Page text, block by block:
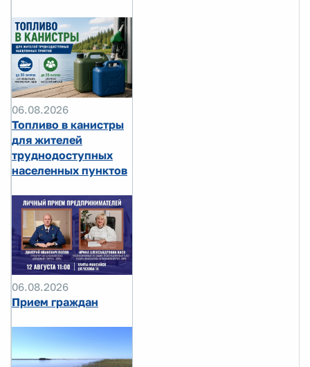
06.08.2026
Топливо в канистры
для жителей
труднодоступных
населенных пунктов
06.08.2026
Прием граждан